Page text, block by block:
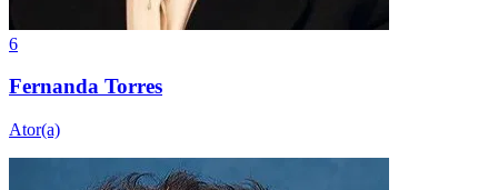
6
Fernanda Torres
Ator(a)